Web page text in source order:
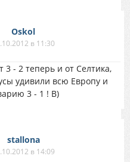
Oskol
в 11:30
3 - 2 теперь и от Селтика,
удивили всю Европу и
3 - 1 ! B)
stallona
в 14:09